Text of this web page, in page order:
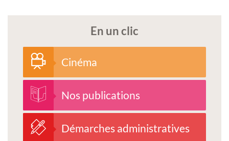
En un clic
Cinéma
Nos publications
Démarches administratives